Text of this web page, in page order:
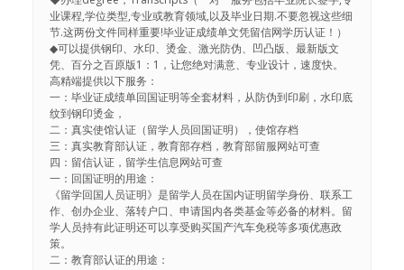
业课程,学位类型,专业或教育领域,以及毕业日期.不要忽视这些细
节.这两份文件同样重要!毕业证成绩单文凭留信网学历认证！）
◆可以提供钢印、水印、烫金、激光防伪、凹凸版、最新版文
凭、百分之百原版1：1，让您绝对满意、专业设计，速度快。
高精端提供以下服务：
一：毕业证成绩单回国证明等全套材料，从防伪到印刷，水印底
纹到钢印烫金，
二：真实使馆认证（留学人员回国证明），使馆存档
三：真实教育部认证，教育部存档，教育部留服网站可查
四：留信认证，留学生信息网站可查
一：回国证明的用途：
《留学回国人员证明》是留学人员在国内证明留学身份、联系工
作、创办企业、落转户口、申请国内各类基金等必备的材料。留
学人员持有此证明还可以享受购买国产汽车免税等多项优惠政
策。
二：教育部认证的用途：